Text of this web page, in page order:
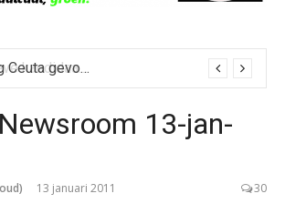
Bestorming Ceuta gevolg van op sociale media verspreide hoax?
13-jan-
13 januari 2011 30